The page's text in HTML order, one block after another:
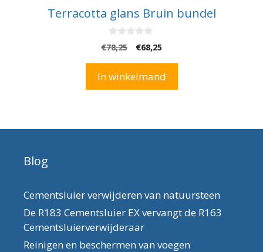
Terracotta glans Bruin bundel
0
v
5
€78,25
Oorspronkelijke
was:
€78,25.
€68,25Huidige
is:
€68,25.
In winkelmand
Blog
Cementsluier verwijderen van natuursteen
De R183 Cementsluier EX vervangt de R163
Cementsluierverwijderaar
Reinigen en beschermen van voegen